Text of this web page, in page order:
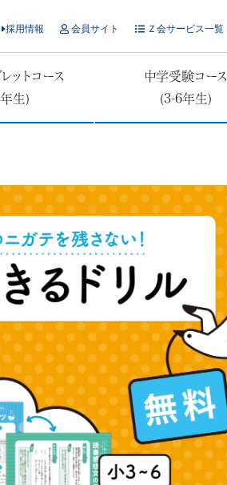
採用情報 会員サイト Ｚ会サービス一覧
ットコース
生)
中学受験コース
(3-6年生)